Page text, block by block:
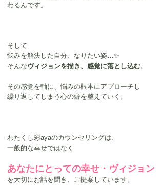
わるんです。
そして
悩みを解決した自分、なりたい姿…✨
そんなヴィジョンを描き、感覚に落とし込む。
その感覚を軸に、悩みの根本にアプローチし
繰り返してしまう心の癖を整えていく。
わたくし彩ayaのカウンセリングは、
一般的な幸せではなく
あなたにとっての幸せ・ヴィジョン
を大切にお話を聞き、ご提案しています。